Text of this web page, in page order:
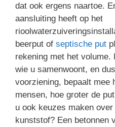
dat ook ergens naartoe.
aansluiting heeft op het
beerput of septische put
rekening met het volume.
wie u samenwoont, en
voorziening, bepaalt mee
mensen, hoe groter de
u ook keuzes maken
kunststof? Een betonnen